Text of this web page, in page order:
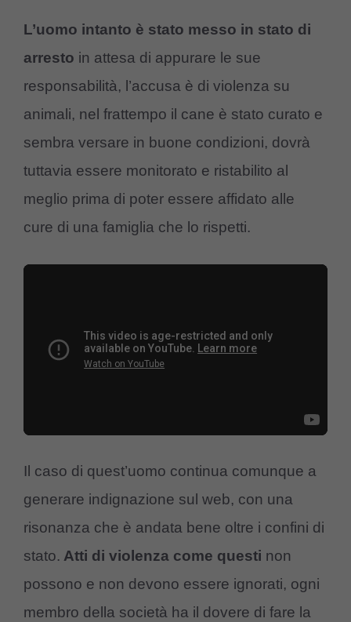
L’uomo intanto è stato messo in stato di
arresto in attesa di appurare le sue
responsabilità, l’accusa è di violenza su
animali, nel frattempo il cane è stato curato e
sembra versare in buone condizioni, dovrà
tuttavia essere monitorato e ristabilito al
meglio prima di poter essere affidato alle
cure di una famiglia che lo rispetti.
Il caso di quest’uomo continua comunque a
generare indignazione sul web, con una
risonanza che è andata bene oltre i confini di
stato. Atti di violenza come questi non
possono e non devono essere ignorati, ogni
membro della società ha il dovere di fare la